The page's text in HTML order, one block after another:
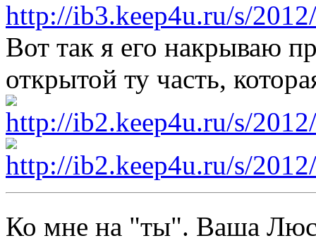
Вот так я его накрываю
открытой ту часть,
Ко мне на "ты". Ваша